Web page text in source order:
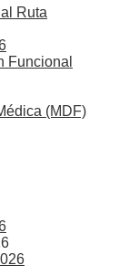
Ruta
Funcional
(MDF)